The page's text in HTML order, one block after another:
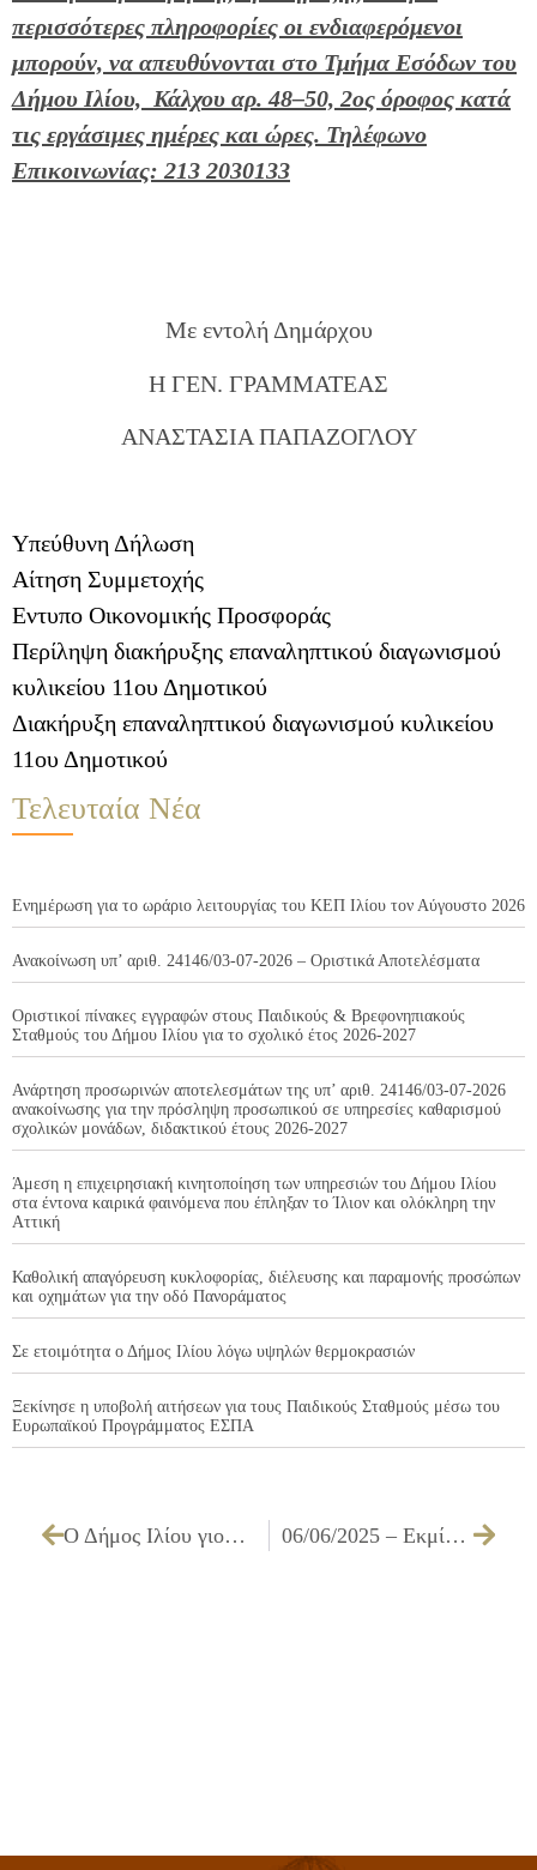
περισσότερες πληροφορίες οι ενδιαφερόμενοι
μπορούν, να απευθύνονται στο Τμήμα Εσόδων του
Δήμου Ιλίου, Κάλχου αρ. 48–50, 2ος όροφος κατά
τις εργάσιμες ημέρες και ώρες. Τηλέφωνο
Επικοινωνίας: 213 2030133
Με εντολή Δημάρχου
Η ΓΕΝ. ΓΡΑΜΜΑΤΕΑΣ
ΑΝΑΣΤΑΣΙΑ ΠΑΠΑΖΟΓΛΟΥ
Υπεύθυνη Δήλωση
Αίτηση Συμμετοχής
Εντυπο Οικονομικής Προσφοράς
Περίληψη διακήρυξης επαναληπτικού διαγωνισμού
κυλικείου 11ου Δημοτικού
Διακήρυξη επαναληπτικού διαγωνισμού κυλικείου
11ου Δημοτικού
Τελευταία Νέα
Ενημέρωση για το ωράριο λειτουργίας του ΚΕΠ Ιλίου τον Αύγουστο 2026
Ανακοίνωση υπ’ αριθ. 24146/03-07-2026 – Οριστικά Αποτελέσματα
Οριστικοί πίνακες εγγραφών στους Παιδικούς & Βρεφονηπιακούς
Σταθμούς του Δήμου Ιλίου για το σχολικό έτος 2026-2027
Ανάρτηση προσωρινών αποτελεσμάτων της υπ’ αριθ. 24146/03-07-2026
ανακοίνωσης για την πρόσληψη προσωπικού σε υπηρεσίες καθαρισμού
σχολικών μονάδων, διδακτικού έτους 2026-2027
Άμεση η επιχειρησιακή κινητοποίηση των υπηρεσιών του Δήμου Ιλίου
στα έντονα καιρικά φαινόμενα που έπληξαν το Ίλιον και ολόκληρη την
Αττική
Καθολική απαγόρευση κυκλοφορίας, διέλευσης και παραμονής προσώπων
και οχημάτων για την οδό Πανοράματος
Σε ετοιμότητα ο Δήμος Ιλίου λόγω υψηλών θερμοκρασιών
Ξεκίνησε η υποβολή αιτήσεων για τους Παιδικούς Σταθμούς μέσω του
Ευρωπαϊκού Προγράμματος ΕΣΠΑ
Ο Δήμος Ιλίου γιορτάζει την Πρωτομαγιά μαζί με τα παιδιά 06/06/2025 – Εκμίσθωση κυλικείου του 1ου ΔΗΜΟΤΙΚΟΥ ΣΧΟΛΕΙΟΥ ΙΛΙΟΥ